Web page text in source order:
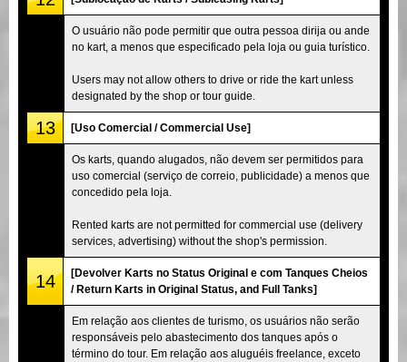
O usuário não pode permitir que outra pessoa dirija ou ande
no kart, a menos que especificado pela loja ou guia turístico.
Users may not allow others to drive or ride the kart unless
designated by the shop or tour guide.
13 [Uso Comercial / Commercial Use]
Os karts, quando alugados, não devem ser permitidos para
uso comercial (serviço de correio, publicidade) a menos que
concedido pela loja.
Rented karts are not permitted for commercial use (delivery
services, advertising) without the shop's permission.
14
[Devolver Karts no Status Original e com Tanques Cheios
/ Return Karts in Original Status, and Full Tanks]
Em relação aos clientes de turismo, os usuários não serão
responsáveis pelo abastecimento dos tanques após o
término do tour. Em relação aos aluguéis freelance, exceto